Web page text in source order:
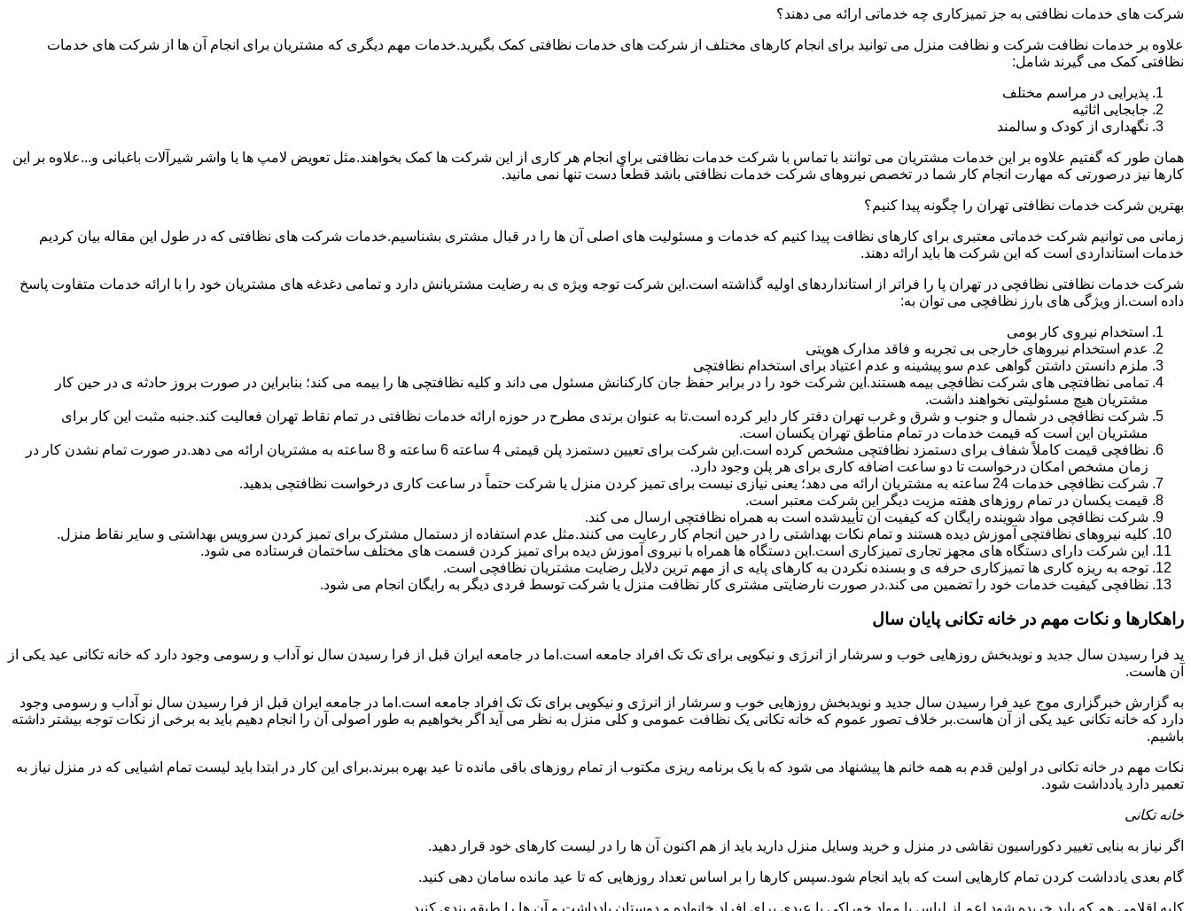
شرکت های خدمات نظافتی به جز تمیزکاری چه خدماتی ارائه می دهند؟
علاوه بر خدمات نظافت شرکت و نظافت منزل می توانید برای انجام کارهای مختلف از شرکت های خدمات نظافتی کمک بگیرید.خدمات مهم دیگری که مشتریان برای انجام آن ها از شرکت های خدمات
نظافتی کمک می گیرند شامل:
پذیرایی در مراسم مختلف
جابجایی اثاثیه
نگهداری از کودک و سالمند
همان طور که گفتیم علاوه بر این خدمات مشتریان می توانند با تماس با شرکت خدمات نظافتی برای انجام هر کاری از این شرکت ها کمک بخواهند.مثل تعویض لامپ ها یا واشر شیرآلات باغبانی و...علاوه بر این
کارها نیز درصورتی که مهارت انجام کار شما در تخصص نیروهای شرکت خدمات نظافتی باشد قطعاً دست تنها نمی مانید.
بهترین شرکت خدمات نظافتی تهران را چگونه پیدا کنیم؟
زمانی می توانیم شرکت خدماتی معتبری برای کارهای نظافت پیدا کنیم که خدمات و مسئولیت های اصلی آن ها را در قبال مشتری بشناسیم.خدمات شرکت های نظافتی که در طول این مقاله بیان کردیم
خدمات استانداردی است که این شرکت ها باید ارائه دهند.
شرکت خدمات نظافتی نظافچی در تهران پا را فراتر از استانداردهای اولیه گذاشته است.این شرکت توجه ویژه ی به رضایت مشتریانش دارد و تمامی دغدغه های مشتریان خود را با ارائه خدمات متفاوت پاسخ
داده است.از ویژگی های بارز نظافچی می توان به:
استخدام نیروی کار بومی
عدم استخدام نیروهای خارجی بی تجربه و فاقد مدارک هویتی
ملزم دانستن داشتن گواهی عدم سو پیشینه و عدم اعتیاد برای استخدام نظافتچی
تمامی نظافتچی های شرکت نظافچی بیمه هستند.این شرکت خود را در برابر حفظ جان کارکنانش مسئول می داند و کلیه نظافتچی ها را بیمه می کند؛ بنابراین در صورت بروز حادثه ی در حین کار
مشتریان هیچ مسئولیتی نخواهند داشت.
شرکت نظافچی در شمال و جنوب و شرق و غرب تهران دفتر کار دایر کرده است.تا به عنوان برندی مطرح در حوزه ارائه خدمات نظافتی در تمام نقاط تهران فعالیت کند.جنبه مثبت این کار برای
مشتریان این است که قیمت خدمات در تمام مناطق تهران یکسان است.
نظافچی قیمت کاملاً شفاف برای دستمزد نظافتچی مشخص کرده است.این شرکت برای تعیین دستمزد پلن قیمتی 4 ساعته 6 ساعته و 8 ساعته به مشتریان ارائه می دهد.در صورت تمام نشدن کار در
زمان مشخص امکان درخواست تا دو ساعت اضافه کاری برای هر پلن وجود دارد.
شرکت نظافچی خدمات 24 ساعته به مشتریان ارائه می دهد؛ یعنی نیازی نیست برای تمیز کردن منزل یا شرکت حتماً در ساعت کاری درخواست نظافتچی بدهید.
قیمت یکسان در تمام روزهای هفته مزیت دیگر این شرکت معتبر است.
شرکت نظافچی مواد شوینده رایگان که کیفیت آن تأییدشده است به همراه نظافتچی ارسال می کند.
کلیه نیروهای نظافتچی آموزش دیده هستند و تمام نکات بهداشتی را در حین انجام کار رعایت می کنند.مثل عدم استفاده از دستمال مشترک برای تمیز کردن سرویس بهداشتی و سایر نقاط منزل.
این شرکت دارای دستگاه های مجهز تجاری تمیزکاری است.این دستگاه ها همراه با نیروی آموزش دیده برای تمیز کردن قسمت های مختلف ساختمان فرستاده می شود.
توجه به ریزه کاری ها تمیزکاری حرفه ی و بسنده نکردن به کارهای پایه ی از مهم ترین دلایل رضایت مشتریان نظافچی است.
نظافچی کیفیت خدمات خود را تضمین می کند.در صورت نارضایتی مشتری کار نظافت منزل یا شرکت توسط فردی دیگر به رایگان انجام می شود.
راهکارها و نکات مهم در خانه تکانی پایان سال
ید فرا رسیدن سال جدید و نویدبخش روزهایی خوب و سرشار از انرژی و نیکویی برای تک تک افراد جامعه است.اما در جامعه ایران قبل از فرا رسیدن سال نو آداب و رسومی وجود دارد که خانه تکانی عید یکی از
آن هاست.
به گزارش خبرگزاری موج عید فرا رسیدن سال جدید و نویدبخش روزهایی خوب و سرشار از انرژی و نیکویی برای تک تک افراد جامعه است.اما در جامعه ایران قبل از فرا رسیدن سال نو آداب و رسومی وجود
دارد که خانه تکانی عید یکی از آن هاست.بر خلاف تصور عموم که خانه تکانی یک نظافت عمومی و کلی منزل به نظر می آید اگر بخواهیم به طور اصولی آن را انجام دهیم باید به برخی از نکات توجه بیشتر داشته
باشیم.
نکات مهم در خانه تکانی در اولین قدم به همه خانم ها پیشنهاد می شود که با یک برنامه ریزی مکتوب از تمام روزهای باقی مانده تا عید بهره ببرند.برای این کار در ابتدا باید لیست تمام اشیایی که در منزل نیاز به
تعمیر دارد یادداشت شود.
خانه تکانی
اگر نیاز به بنایی تغییر دکوراسیون نقاشی در منزل و خرید وسایل منزل دارید باید از هم اکنون آن ها را در لیست کارهای خود قرار دهید.
گام بعدی یادداشت کردن تمام کارهایی است که باید انجام شود.سپس کارها را بر اساس تعداد روزهایی که تا عید مانده سامان دهی کنید.
کلیه اقلامی هم که باید خریده شود اعم از لباس یا مواد خوراکی یا عیدی برای افراد خانواده و دوستان یادداشت و آن ها را طبقه بندی کنید.